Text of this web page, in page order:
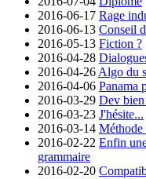
2016-06-17 Rage
2016-06-13 Conseil
2016-05-13 Fiction ?
2016-04-28
2016-04-26 Algo du
2016-04-06 Panama
2016-03-29 Dev
2016-03-23 J'hésite...
2016-03-14 Méthode
2016-02-22 Enfin
grammaire
2016-02-20